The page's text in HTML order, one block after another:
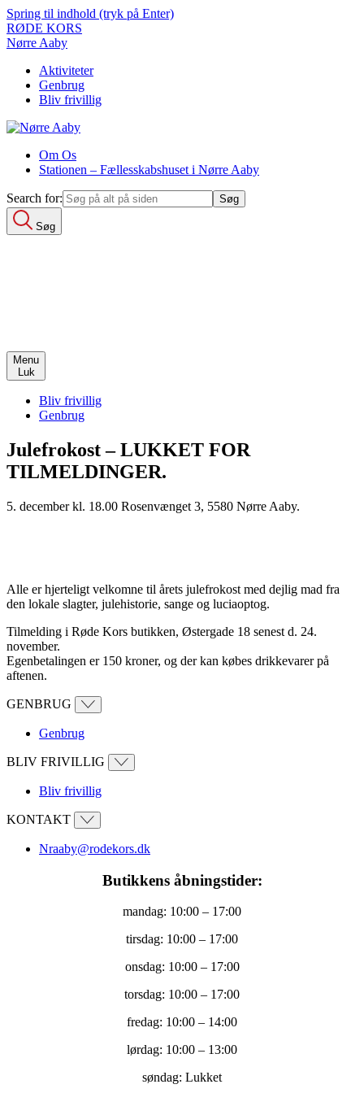
Spring til indhold (tryk på Enter)
RØDE KORS
Nørre Aaby
Aktiviteter
Genbrug
Bliv frivillig
Om Os
Stationen – Fællesskabshuset i Nørre Aaby
Search for:
Søg
Menu
Luk
Bliv frivillig
Genbrug
Julefrokost – LUKKET FOR
TILMELDINGER.
5. december kl. 18.00 Rosenvænget 3, 5580 Nørre Aaby.
Alle er hjerteligt velkomne til årets julefrokost med dejlig mad fra
den lokale slagter, julehistorie, sange og luciaoptog.
Tilmelding i Røde Kors butikken, Østergade 18 senest d. 24.
november.
Egenbetalingen er 150 kroner, og der kan købes drikkevarer på
aftenen.
GENBRUG
Genbrug
BLIV FRIVILLIG
Bliv frivillig
KONTAKT
Nraaby@rodekors.dk
Butikkens åbningstider:
mandag: 10:00 – 17:00
tirsdag: 10:00 – 17:00
onsdag: 10:00 – 17:00
torsdag: 10:00 – 17:00
fredag: 10:00 – 14:00
lørdag: 10:00 – 13:00
søndag: Lukket